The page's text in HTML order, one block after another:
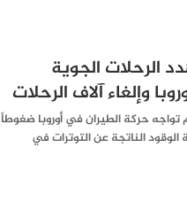
الرحلات الجوية
وإلغاء آلاف الرحلات
تواجه حركة الطيران في أوروبا ضغوطاً
الوقود الناتجة عن التوترات في